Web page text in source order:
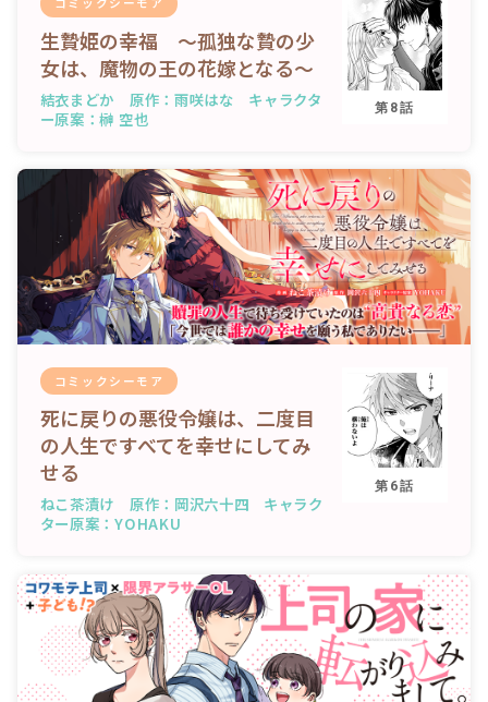
生贄姫の幸福 ～孤独な贄の少
女は、魔物の王の花嫁となる～
結衣まどか 原作：雨咲はな キャラクタ
ー原案：榊 空也
第8話
コミックシーモア
死に戻りの悪役令嬢は、二度目
の人生ですべてを幸せにしてみ
せる
ねこ茶漬け 原作：岡沢六十四 キャラク
ター原案：YOHAKU
第6話